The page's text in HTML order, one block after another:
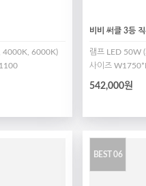
4000K, 6000K)
비비 써클 3등
램프 LED 50W
사이즈
542,000원
BEST 06